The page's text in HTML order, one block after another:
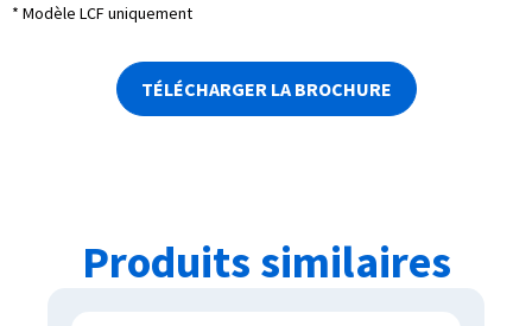
* Modèle LCF uniquement
TÉLÉCHARGER LA BROCHURE
Produits similaires